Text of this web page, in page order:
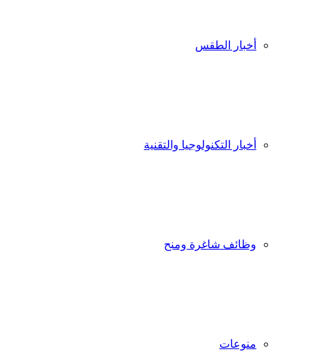
أخبار الطقس
أخبار التكنولوجيا والتقنية
وظائف شاغرة ومنح
منوعات